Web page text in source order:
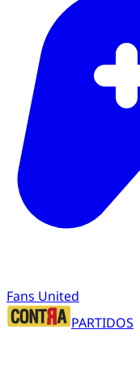
Fans United
PARTIDOS